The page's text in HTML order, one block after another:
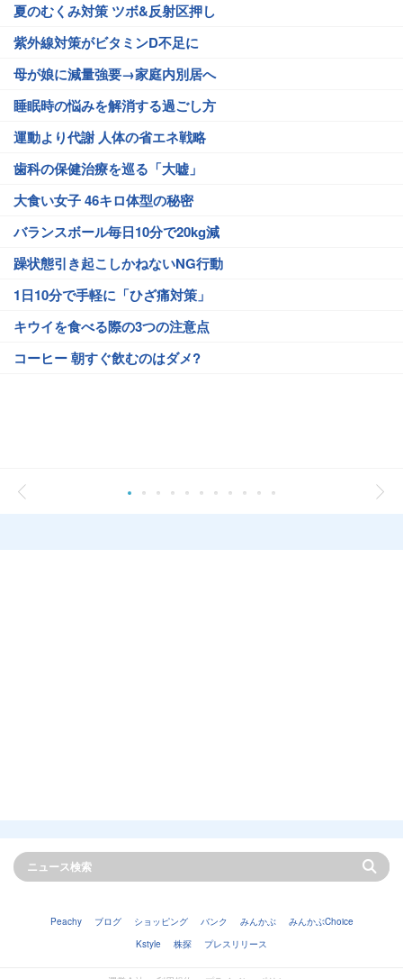
夏のむくみ対策 ツボ&反射区押し
紫外線対策がビタミンD不足に
母が娘に減量強要→家庭内別居へ
睡眠時の悩みを解消する過ごし方
運動より代謝 人体の省エネ戦略
歯科の保健治療を巡る「大嘘」
大食い女子 46キロ体型の秘密
バランスボール毎日10分で20kg減
躁状態引き起こしかねないNG行動
1日10分で手軽に「ひざ痛対策」
キウイを食べる際の3つの注意点
コーヒー 朝すぐ飲むのはダメ?
Peachy ブログ ショッピング バンク みんかぶ
みんかぶChoice
Kstyle
株探 プレスリリース